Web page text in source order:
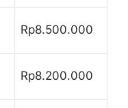
Rp8.500.000
Rp8.200.000